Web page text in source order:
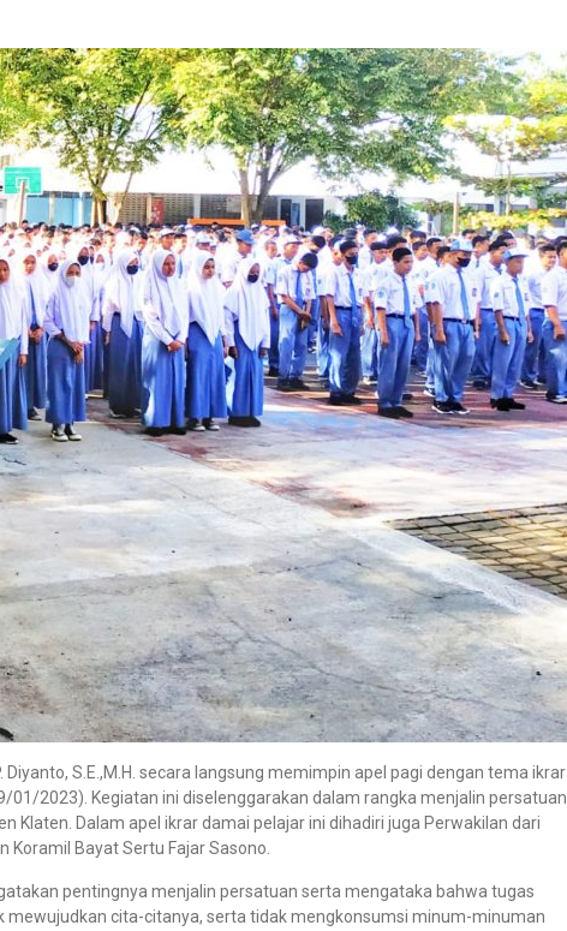
Diyanto, S.E.,M.H. secara langsung memimpin apel pagi dengan tema ikrar
01/2023). Kegiatan ini diselenggarakan dalam rangka menjalin persatuan
Klaten. Dalam apel ikrar damai pelajar ini dihadiri juga Perwakilan dari
Koramil Bayat Sertu Fajar Sasono.
pentingnya menjalin persatuan serta mengataka bahwa tugas
cita-citanya, serta tidak mengkonsumsi minum-minuman